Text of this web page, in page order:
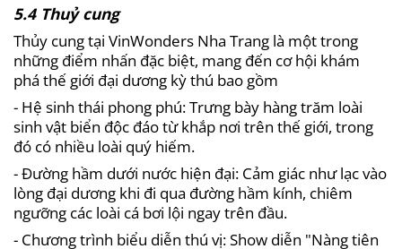
5.4 Thuỷ cung
Thủy cung tại VinWonders Nha Trang là một trong
những điểm nhấn đặc biệt, mang đến cơ hội khám
phá thế giới đại dương kỳ thú bao gồm
- Hệ sinh thái phong phú: Trưng bày hàng trăm loài
sinh vật biển độc đáo từ khắp nơi trên thế giới, trong
đó có nhiều loài quý hiếm.
- Đường hầm dưới nước hiện đại: Cảm giác như lạc vào
lòng đại dương khi đi qua đường hầm kính, chiêm
ngưỡng các loài cá bơi lội ngay trên đầu.
- Chương trình biểu diễn thú vị: Show diễn "Nàng tiên